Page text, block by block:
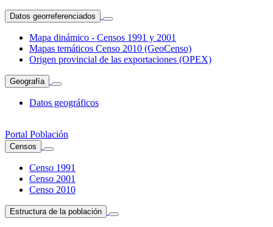
Datos georreferenciados
Mapa dinámico - Censos 1991 y 2001
Mapas temáticos Censo 2010 (GeoCenso)
Origen provincial de las exportaciones (OPEX)
Geografía
Datos geográficos
Portal Población
Censos
Censo 1991
Censo 2001
Censo 2010
Estructura de la población